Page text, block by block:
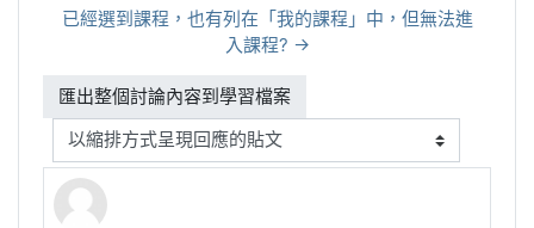
已經選到課程，也有列在「我的課程」中，但無法進
入課程? →
顯示模式